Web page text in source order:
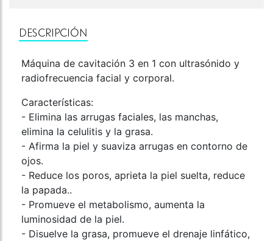
DESCRIPCIÓN
Máquina de cavitación 3 en 1 con ultrasónido y
radiofrecuencia facial y corporal.
Características:
- Elimina las arrugas faciales, las manchas,
elimina la celulitis y la grasa.
- Afirma la piel y suaviza arrugas en contorno de
ojos.
- Reduce los poros, aprieta la piel suelta, reduce
la papada..
- Promueve el metabolismo, aumenta la
luminosidad de la piel.
- Disuelve la grasa, promueve el drenaje linfático,